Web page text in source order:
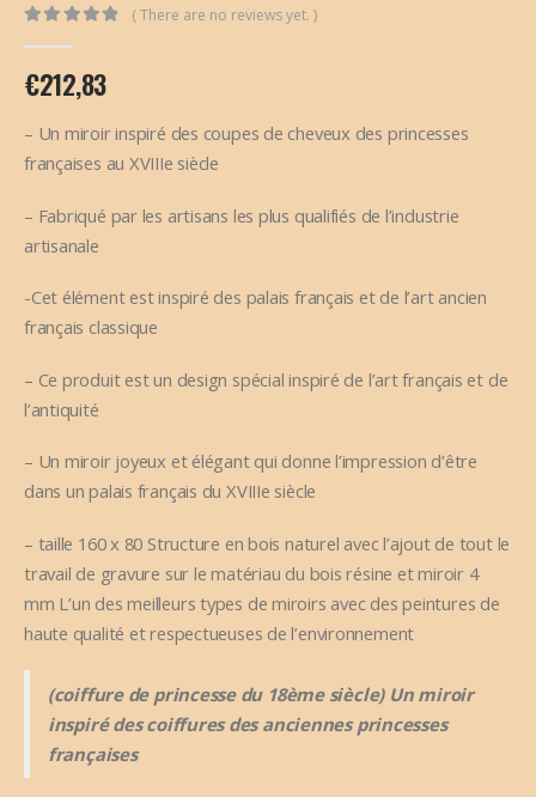
( There are no reviews yet. )
€212,83
– Un miroir inspiré des coupes de cheveux des princesses
françaises au XVIIIe siècle
– Fabriqué par les artisans les plus qualifiés de l’industrie
artisanale
-Cet élément est inspiré des palais français et de l’art ancien
français classique
– Ce produit est un design spécial inspiré de l’art français et de
l’antiquité
– Un miroir joyeux et élégant qui donne l’impression d’être
dans un palais français du XVIIIe siècle
– taille 160 x 80 Structure en bois naturel avec l’ajout de tout le
travail de gravure sur le matériau du bois résine et miroir 4
mm L’un des meilleurs types de miroirs avec des peintures de
haute qualité et respectueuses de l’environnement
(coiffure de princesse du 18ème siècle) Un miroir
inspiré des coiffures des anciennes princesses
françaises